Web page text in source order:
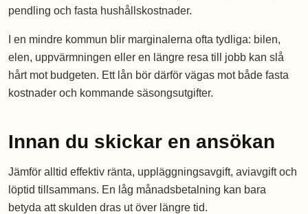
pendling och fasta hushållskostnader.
I en mindre kommun blir marginalerna ofta tydliga: bilen,
elen, uppvärmningen eller en längre resa till jobb kan slå
hårt mot budgeten. Ett lån bör därför vägas mot både fasta
kostnader och kommande säsongsutgifter.
Innan du skickar en ansökan
Jämför alltid effektiv ränta, uppläggningsavgift, aviavgift och
löptid tillsammans. En låg månadsbetalning kan bara
betyda att skulden dras ut över längre tid.